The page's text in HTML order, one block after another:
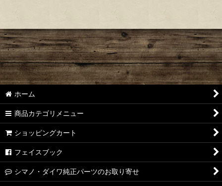
ホーム
商品カテゴリメニュー
ショッピングカート
フェイスブック
シマノ・ダイワ純正パーツのお取り寄せ